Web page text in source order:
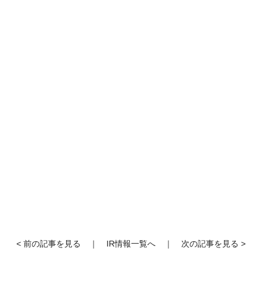
< 前の記事を見る ｜ IR情報一覧へ ｜ 次の記事を見る >